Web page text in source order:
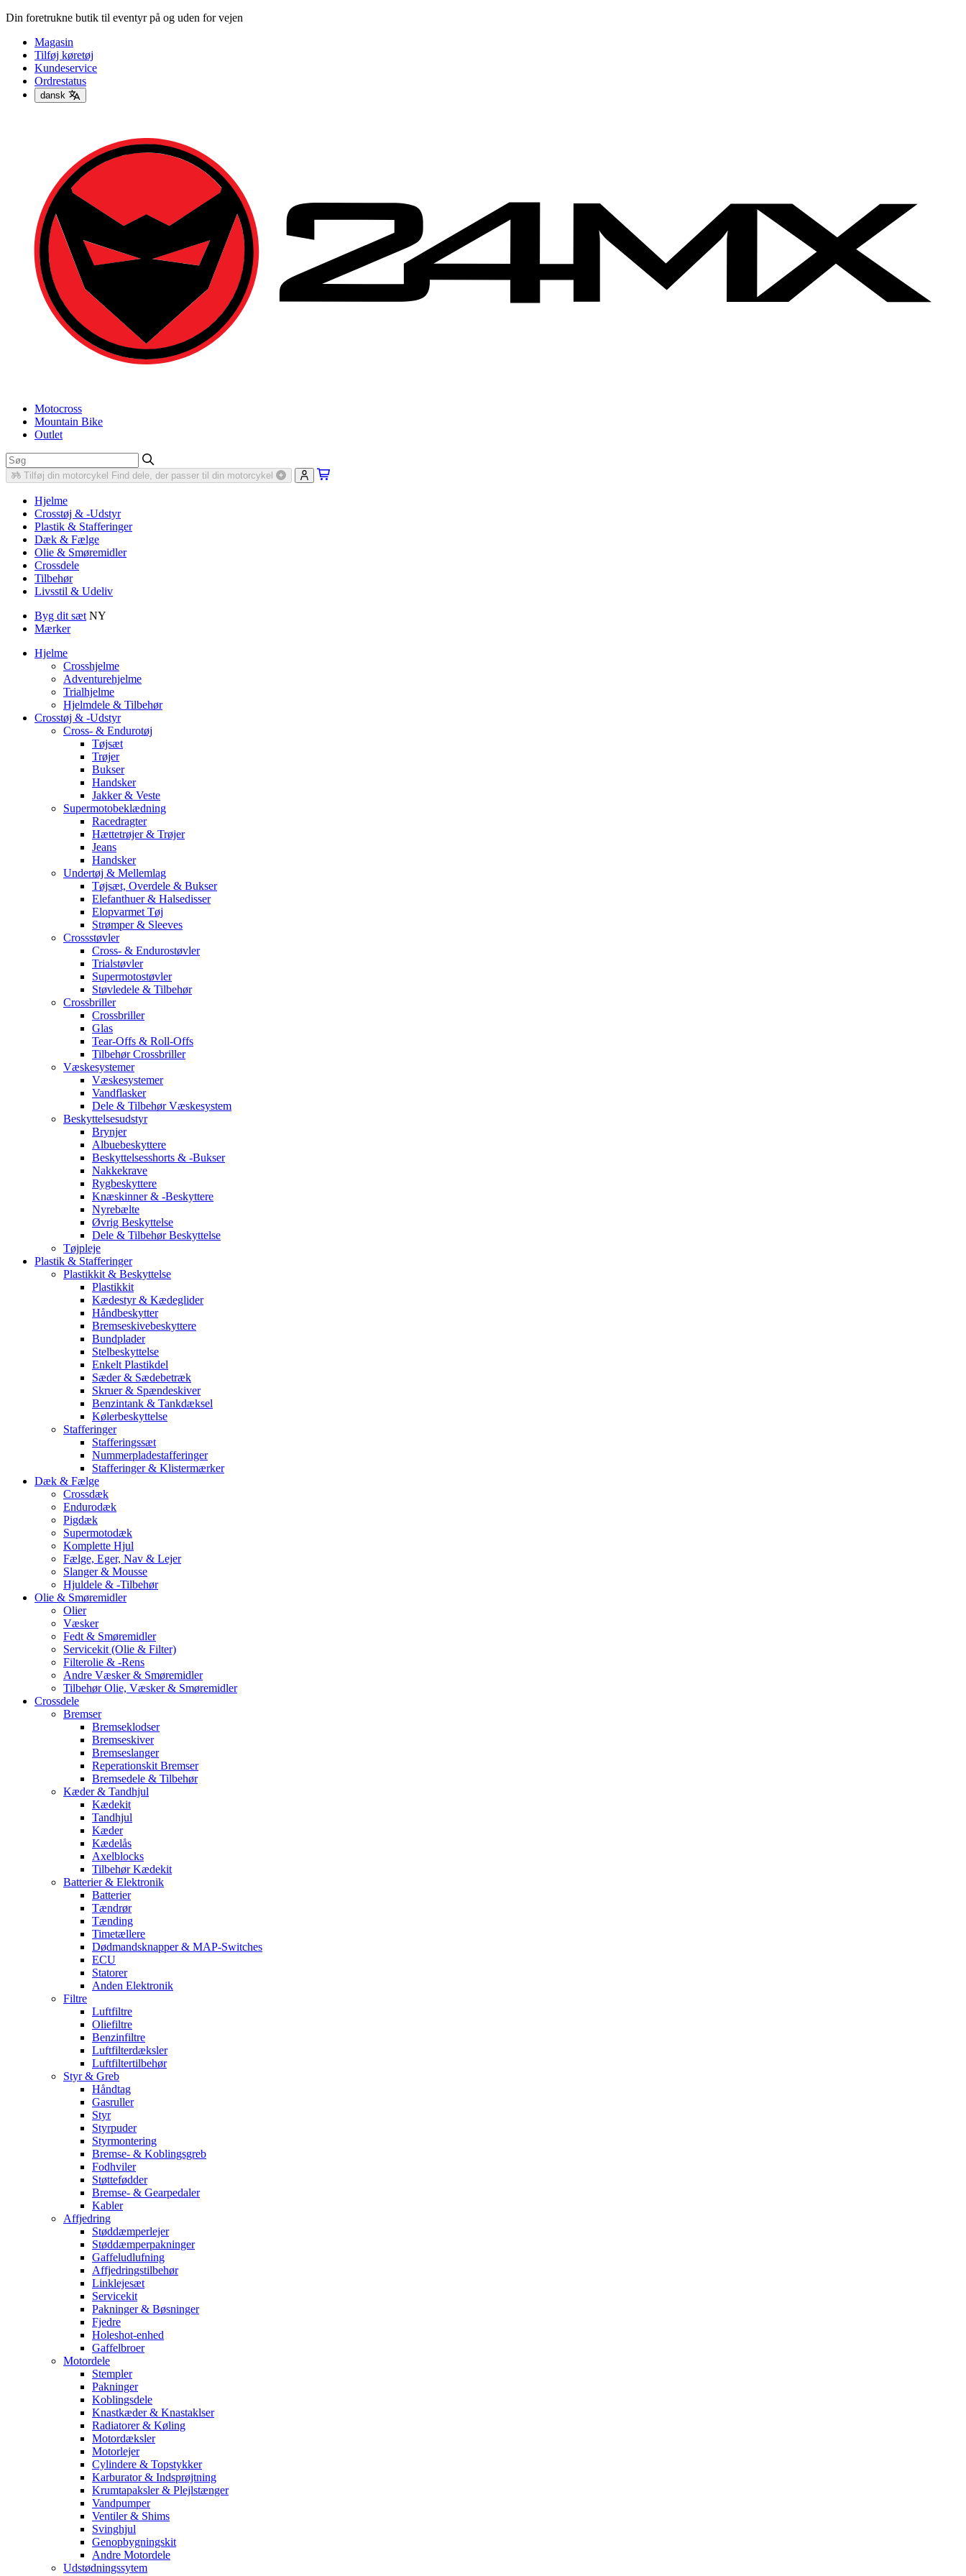
Din foretrukne butik til eventyr på og uden for vejen
Magasin
Tilføj køretøj
Kundeservice
Ordrestatus
dansk
Motocross
Mountain Bike
Outlet
Tilføj din motorcykel Find dele, der passer til din motorcykel
Hjelme
Crosstøj & -Udstyr
Plastik & Stafferinger
Dæk & Fælge
Olie & Smøremidler
Crossdele
Tilbehør
Livsstil & Udeliv
Byg dit sæt NY
Mærker
Hjelme
Crosshjelme
Adventurehjelme
Trialhjelme
Hjelmdele & Tilbehør
Crosstøj & -Udstyr
Cross- & Endurotøj
Tøjsæt
Trøjer
Bukser
Handsker
Jakker & Veste
Supermotobeklædning
Racedragter
Hættetrøjer & Trøjer
Jeans
Handsker
Undertøj & Mellemlag
Tøjsæt, Overdele & Bukser
Elefanthuer & Halsedisser
Elopvarmet Tøj
Strømper & Sleeves
Crossstøvler
Cross- & Endurostøvler
Trialstøvler
Supermotostøvler
Støvledele & Tilbehør
Crossbriller
Crossbriller
Glas
Tear-Offs & Roll-Offs
Tilbehør Crossbriller
Væskesystemer
Væskesystemer
Vandflasker
Dele & Tilbehør Væskesystem
Beskyttelsesudstyr
Brynjer
Albuebeskyttere
Beskyttelsesshorts & -Bukser
Nakkekrave
Rygbeskyttere
Knæskinner & -Beskyttere
Nyrebælte
Øvrig Beskyttelse
Dele & Tilbehør Beskyttelse
Tøjpleje
Plastik & Stafferinger
Plastikkit & Beskyttelse
Plastikkit
Kædestyr & Kædeglider
Håndbeskytter
Bremseskivebeskyttere
Bundplader
Stelbeskyttelse
Enkelt Plastikdel
Sæder & Sædebetræk
Skruer & Spændeskiver
Benzintank & Tankdæksel
Kølerbeskyttelse
Stafferinger
Stafferingssæt
Nummerpladestafferinger
Stafferinger & Klistermærker
Dæk & Fælge
Crossdæk
Endurodæk
Pigdæk
Supermotodæk
Komplette Hjul
Fælge, Eger, Nav & Lejer
Slanger & Mousse
Hjuldele & -Tilbehør
Olie & Smøremidler
Olier
Væsker
Fedt & Smøremidler
Servicekit (Olie & Filter)
Filterolie & -Rens
Andre Væsker & Smøremidler
Tilbehør Olie, Væsker & Smøremidler
Crossdele
Bremser
Bremseklodser
Bremseskiver
Bremseslanger
Reperationskit Bremser
Bremsedele & Tilbehør
Kæder & Tandhjul
Kædekit
Tandhjul
Kæder
Kædelås
Axelblocks
Tilbehør Kædekit
Batterier & Elektronik
Batterier
Tændrør
Tænding
Timetællere
Dødmandsknapper & MAP-Switches
ECU
Statorer
Anden Elektronik
Filtre
Luftfiltre
Oliefiltre
Benzinfiltre
Luftfilterdæksler
Luftfiltertilbehør
Styr & Greb
Håndtag
Gasruller
Styr
Styrpuder
Styrmontering
Bremse- & Koblingsgreb
Fodhviler
Støttefødder
Bremse- & Gearpedaler
Kabler
Affjedring
Støddæmperlejer
Støddæmperpakninger
Gaffeludlufning
Affjedringstilbehør
Linklejesæt
Servicekit
Pakninger & Bøsninger
Fjedre
Holeshot-enhed
Gaffelbroer
Motordele
Stempler
Pakninger
Koblingsdele
Knastkæder & Knastaklser
Radiatorer & Køling
Motordæksler
Motorlejer
Cylindere & Topstykker
Karburator & Indsprøjtning
Krumtapaksler & Plejlstænger
Vandpumper
Ventiler & Shims
Svinghjul
Genopbygningskit
Andre Motordele
Udstødningssytem